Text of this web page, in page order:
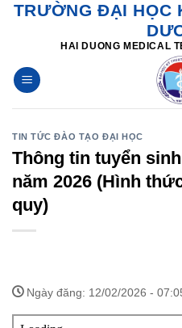
SkipTRƯỜNG ĐẠI HỌC
HAI DUONG MEDICAL
TIN TỨC ĐÀO TẠO ĐẠI HỌC
Thông tin tuyển
năm 2026 (Hình
quy)
Ngày đăng: 12/02/2026 -